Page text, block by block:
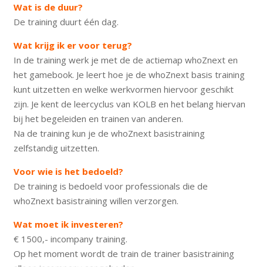
Wat is de duur?
De training duurt één dag.
Wat krijg ik er voor terug?
In de training werk je met de de actiemap whoZnext en
het gamebook. Je leert hoe je de whoZnext basis training
kunt uitzetten en welke werkvormen hiervoor geschikt
zijn. Je kent de leercyclus van KOLB en het belang hiervan
bij het begeleiden en trainen van anderen.
Na de training kun je de whoZnext basistraining
zelfstandig uitzetten.
Voor wie is het bedoeld?
De training is bedoeld voor professionals die de
whoZnext basistraining willen verzorgen.
Wat moet ik investeren?
€ 1500,- incompany training.
Op het moment wordt de train de trainer basistraining